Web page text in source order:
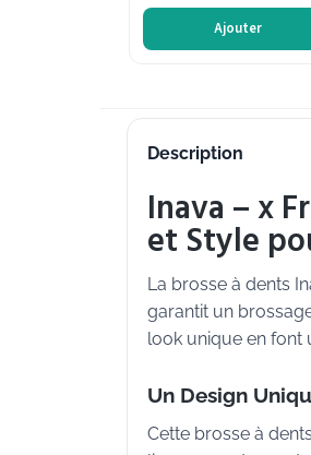
Ajouter
Description
Inava – x
et Style
La brosse à dents
garantit un
look unique en font
Un Design
Cette brosse à